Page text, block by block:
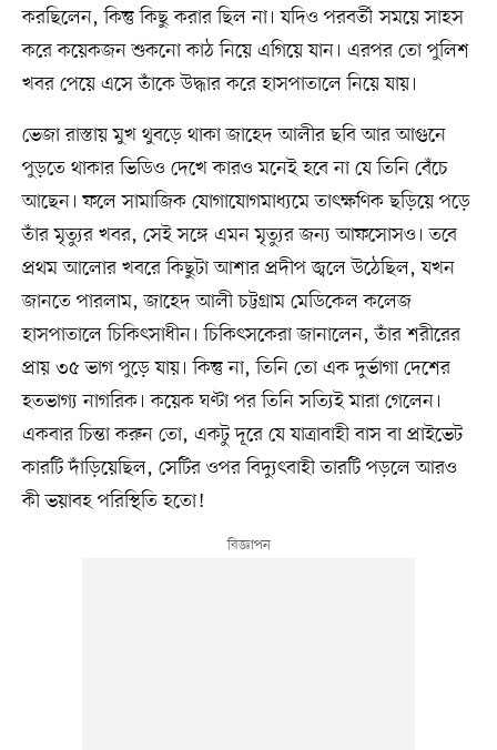
করছিলেন, কিন্তু কিছু করার ছিল না। যদিও পরবর্তী সময়ে সাহস
করে কয়েকজন শুকনো কাঠ নিয়ে এগিয়ে যান। এরপর তো পুলিশ
খবর পেয়ে এসে তাঁকে উদ্ধার করে হাসপাতালে নিয়ে যায়।
ভেজা রাস্তায় মুখ থুবড়ে থাকা জাহেদ আলীর ছবি আর আগুনে
পুড়তে থাকার ভিডিও দেখে কারও মনেই হবে না যে তিনি বেঁচে
আছেন। ফলে সামাজিক যোগাযোগমাধ্যমে তাৎক্ষণিক ছড়িয়ে পড়ে
তাঁর মৃত্যুর খবর, সেই সঙ্গে এমন মৃত্যুর জন্য আফসোসও। তবে
প্রথম আলোর খবরে কিছুটা আশার প্রদীপ জ্বলে উঠেছিল, যখন
জানতে পারলাম, জাহেদ আলী চট্টগ্রাম মেডিকেল কলেজ
হাসপাতালে চিকিৎসাধীন। চিকিৎসকেরা জানালেন, তাঁর শরীরের
প্রায় ৩৫ ভাগ পুড়ে যায়। কিন্তু না, তিনি তো এক দুর্ভাগা দেশের
হতভাগ্য নাগরিক। কয়েক ঘণ্টা পর তিনি সত্যিই মারা গেলেন।
একবার চিন্তা করুন তো, একটু দূরে যে যাত্রাবাহী বাস বা প্রাইভেট
কারটি দাঁড়িয়েছিল, সেটির ওপর বিদ্যুৎবাহী তারটি পড়লে আরও
কী ভয়াবহ পরিস্থিতি হতো!